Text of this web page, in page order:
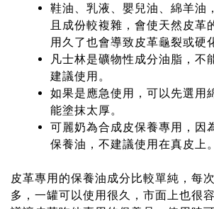
鞋油、乳液、嬰兒油、綿羊油
且成份較複雜，會使天然皮革
用久了也會導致皮革龜裂或硬
凡士林是礦物性成分油脂，不
建議使用。
如果是應急使用，可以先選用
能塗抹太厚。
可麗奶為合成皮保養專用，因
保養油，不建議使用在真皮上。
皮革專用的保養油成分比較單純，每
多，一罐可以使用很久，市面上也很